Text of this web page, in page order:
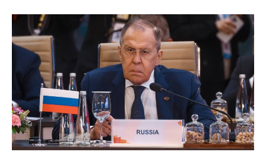
Umfragen, Prognosen,
Wahlprogramme, aktuelle Berichte
und Hintergründe zu den Parteien
und Kandidaten der anstehenden
Wahl.
Sendungen Programm Podcasts
Audio-Archiv